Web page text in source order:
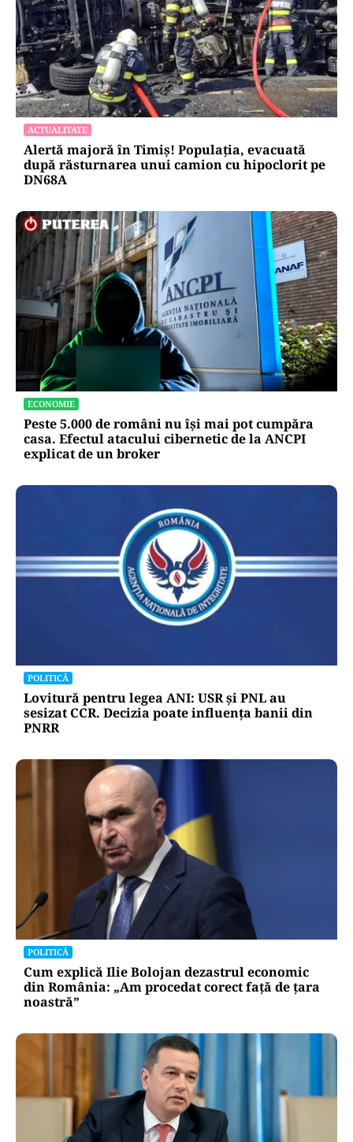
ACTUALITATE
Alertă majoră în Timiș! Populația, evacuată
după răsturnarea unui camion cu hipoclorit pe
DN68A
ECONOMIE
Peste 5.000 de români nu își mai pot cumpăra
casa. Efectul atacului cibernetic de la ANCPI
explicat de un broker
POLITICĂ
Lovitură pentru legea ANI: USR și PNL au
sesizat CCR. Decizia poate influența banii din
PNRR
POLITICĂ
Cum explică Ilie Bolojan dezastrul economic
din România: „Am procedat corect față de țara
noastră”